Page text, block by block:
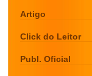
Artigo
Click do Leitor
Publ. Oficial